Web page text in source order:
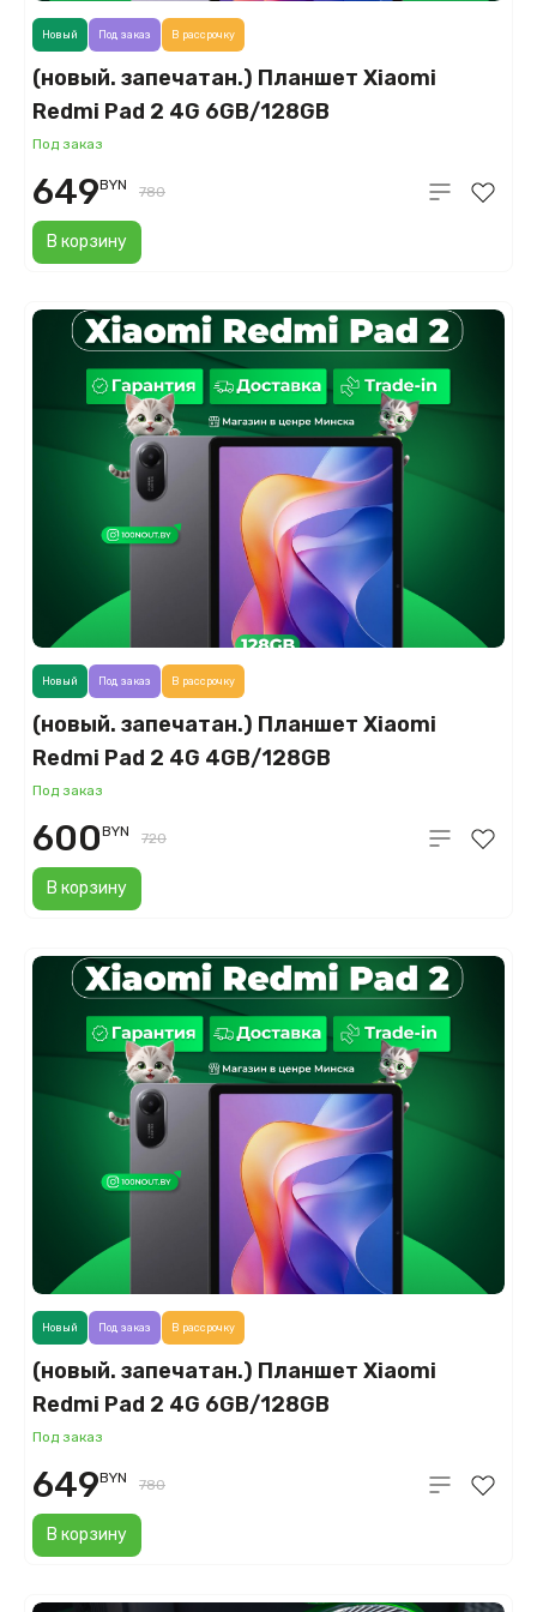
(новый. запечатан.) Планшет Xiaomi
Redmi Pad 2 4G 6GB/128GB
международная версия (фиолетовый)
Под заказ
В корзину
Новый Под заказ В рассрочку
649BYN 780
(новый. запечатан.) Планшет Xiaomi
Redmi Pad 2 4G 4GB/128GB
международная версия (темно-серый)
Под заказ
В корзину
Новый Под заказ В рассрочку
600BYN 720
(новый. запечатан.) Планшет Xiaomi
Redmi Pad 2 4G 6GB/128GB
международная версия (темно-серый)
Под заказ
В корзину
Новый Под заказ В рассрочку
649BYN 780